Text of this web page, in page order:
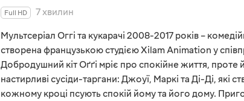
Full HD
7 хвилин
Мультсеріал Оггі та кукарачі 2008-2017 років –
створена французькою студією Xilam Animation у
Добродушний кіт Оґґі мріє про спокійне життя, проте
настирливі сусіди-таргани: Джоуї, Маркі та Ді-Ді, які
кожному кроці псують спокій йому та його дому.